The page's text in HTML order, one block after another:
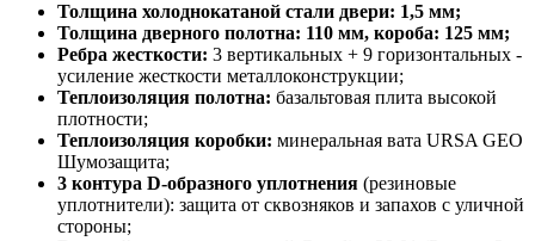
Толщина холоднокатаной стали двери: 1,5 мм;
Толщина дверного полотна: 110 мм, короба: 125 мм;
Ребра жесткости: 3 вертикальных + 9 горизонтальных -
усиление жесткости металлоконструкции;
Теплоизоляция полотна: базальтовая плита высокой
плотности;
Теплоизоляция коробки: минеральная вата URSA GEO
Шумозащита;
3 контура D-образного уплотнения (резиновые
уплотнители): защита от сквозняков и запахов с уличной
стороны;